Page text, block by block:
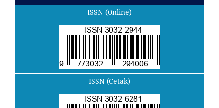
ISSN (Online)
ISSN (Cetak)